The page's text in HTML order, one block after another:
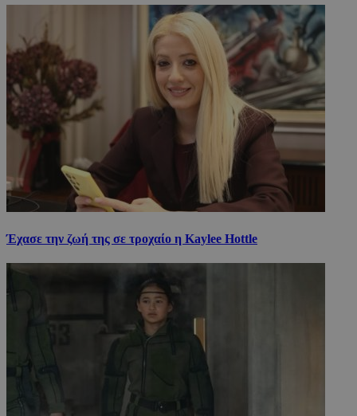
Έχασε την ζωή της σε τροχαίο η Kaylee Hottle